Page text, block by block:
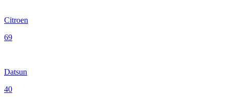
Citroen
69
Datsun
40